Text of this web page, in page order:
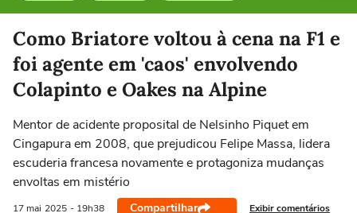
Como Briatore voltou à cena na F1 e
foi agente em 'caos' envolvendo
Colapinto e Oakes na Alpine
Mentor de acidente proposital de Nelsinho Piquet em
Cingapura em 2008, que prejudicou Felipe Massa, lidera
escuderia francesa novamente e protagoniza mudanças
envoltas em mistério
17 mai 2025 - 19h38 Compartilhar Exibir comentários